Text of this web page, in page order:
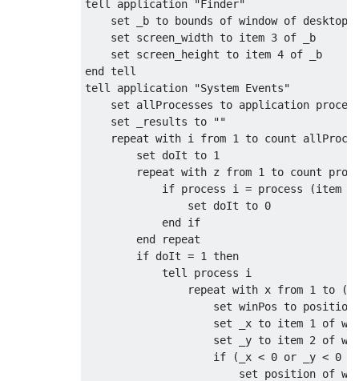
tell application "Finder"
    set _b to bounds of window of desktop
    set screen_width to item 3 of _b
    set screen_height to item 4 of _b
end tell
tell application "System Events"
set allProcesses to application
    set _results to ""
repeat with i from 1 to count
        set doIt to 1
repeat with z from 1 to count
if process i = process (item
                set doIt to 0
            end if
        end repeat
        if doIt = 1 then
            tell process i
repeat with x from 1 to
set winPos to position
set _x to item 1 of
set _y to item 2 of
if (_x < 0 or _y < 0
set position of